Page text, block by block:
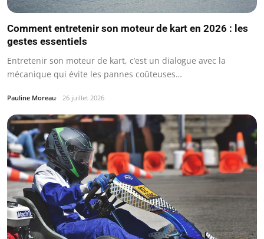
Comment entretenir son moteur de kart en 2026 : les
gestes essentiels
Entretenir son moteur de kart, c’est un dialogue avec la
mécanique qui évite les pannes coûteuses…
Pauline Moreau 26 juillet 2026